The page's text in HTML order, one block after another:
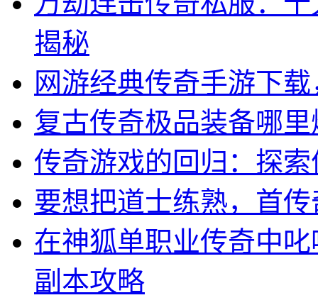
揭秘
网游经典传奇手游下
复古传奇极品装备哪里
传奇游戏的回归：探
要想把道士练熟，首
在神狐单职业传奇中
副本攻略